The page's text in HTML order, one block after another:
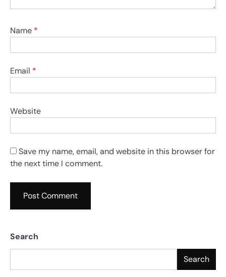
Name *
Email *
Website
Save my name, email, and website in this browser for
the next time I comment.
Search
Search